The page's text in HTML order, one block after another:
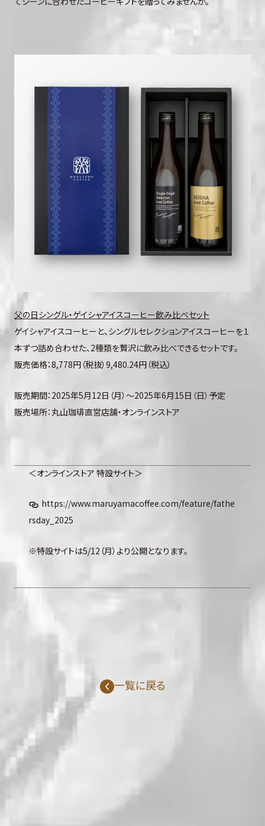
父の日シングル・ゲイシャアイスコーヒー飲み比べセット
ゲイシャアイスコーヒーと、シングルセレクションアイスコーヒーを１
本ずつ詰め合わせた、2種類を贅沢に飲み比べできるセットです。
販売価格：8,778円（税抜）9,480.24円（税込）
販売期間：2025年5月12日（月）～2025年6月15日（日）予定
販売場所：丸山珈琲直営店舗・オンラインストア
＜オンラインストア 特設サイト＞
https://www.maruyamacoffee.com/feature/fathe
rsday_2025
※特設サイトは5/12（月）より公開となります。
一覧に戻る